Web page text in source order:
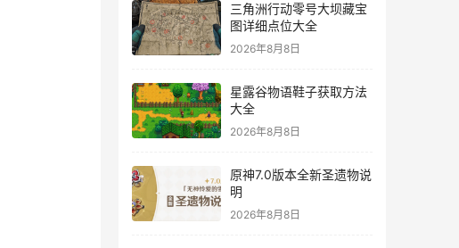
三角洲行动零号大坝藏宝
图详细点位大全
2026年8月8日
星露谷物语鞋子获取方法
大全
2026年8月8日
原神7.0版本全新圣遗物说
明
2026年8月8日